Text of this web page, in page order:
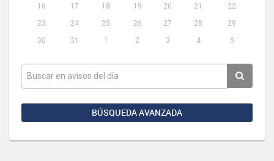
16
17 18 19 20 21
22
23
24 25 26 27 28
29
30
31 1 2 3 4 5
BÚSQUEDA AVANZADA